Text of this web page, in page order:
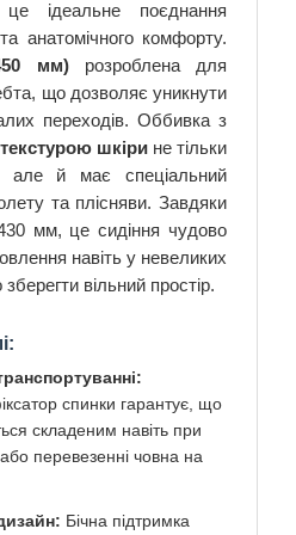
ідеальне поєднання
анатомічного комфорту.
мм)розроблена для
що дозволяє уникнути
переходів. Оббивка з
шкірине тільки
але й має спеціальний
та плісняви. Завдяки
мм, це сидіння чудово
навіть у невеликих
вільний простір.
спинки гарантує, що
складеним навіть при
перевезенні човна на
Бічна підтримка